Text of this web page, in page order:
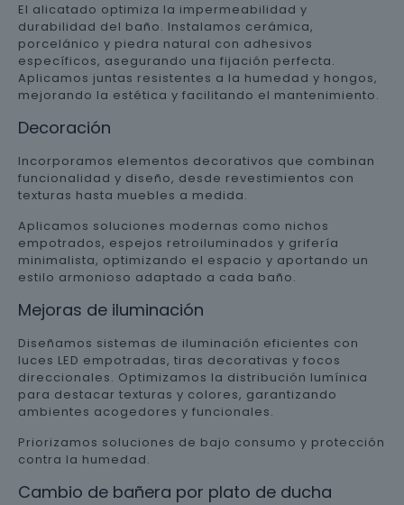
El alicatado optimiza la impermeabilidad y
durabilidad del baño. Instalamos cerámica,
porcelánico y piedra natural con adhesivos
específicos, asegurando una fijación perfecta.
Aplicamos juntas resistentes a la humedad y hongos,
mejorando la estética y facilitando el mantenimiento.
Decoración
Incorporamos elementos decorativos que combinan
funcionalidad y diseño, desde revestimientos con
texturas hasta muebles a medida.
Aplicamos soluciones modernas como nichos
empotrados, espejos retroiluminados y grifería
minimalista, optimizando el espacio y aportando un
estilo armonioso adaptado a cada baño.
Mejoras de iluminación
Diseñamos sistemas de iluminación eficientes con
luces LED empotradas, tiras decorativas y focos
direccionales. Optimizamos la distribución lumínica
para destacar texturas y colores, garantizando
ambientes acogedores y funcionales.
Priorizamos soluciones de bajo consumo y protección
contra la humedad.
Cambio de bañera por plato de ducha